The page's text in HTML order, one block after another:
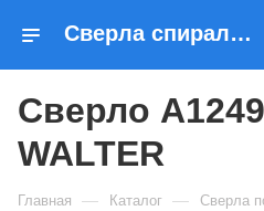
Сверла спиральные Сверло A1249XPL-2.2 WALTER — купить по выгодным ценам в Москве
Сверло
WALTER
Главная — Каталог — Сверла